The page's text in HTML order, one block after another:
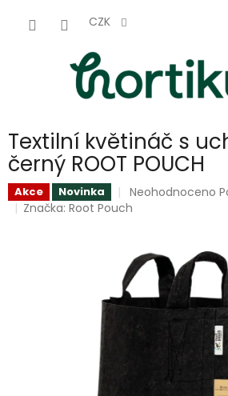
CZK
Textilní květináč s
černý ROOT POUCH
Akce Novinka
Průměrné
hodnocení
0,0
z
5
hvězdiček.
Neohodnoceno
Značka:Root Pouch